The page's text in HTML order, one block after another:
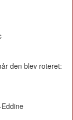
den blev roteret: